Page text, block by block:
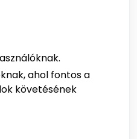
ahol fontos a
követésének